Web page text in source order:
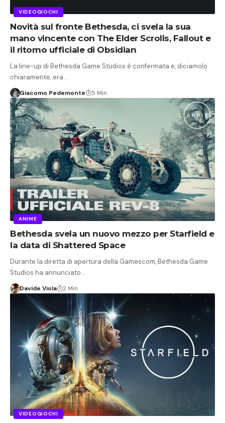
VIDEOGIOCHI
Novità sul fronte Bethesda, ci svela la sua
mano vincente con The Elder Scrolls, Fallout e
il ritorno ufficiale di Obsidian
La line-up di Bethesda Game Studios è confermata e, diciamolo
chiaramente, era…
Giacomo Pedemonte 5 Min
ANIME
Bethesda svela un nuovo mezzo per Starfield e
la data di Shattered Space
Durante la diretta di apertura della Gamescom, Bethesda Game
Studios ha annunciato…
Davide Viola 2 Min
VIDEOGIOCHI